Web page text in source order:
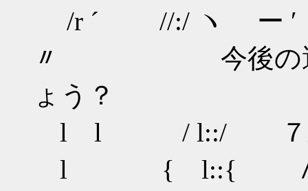
/r ´ //:/ ヽ ー
〃 今後の選択
ょう？
l l / l::/ ７i ──
l { l::{